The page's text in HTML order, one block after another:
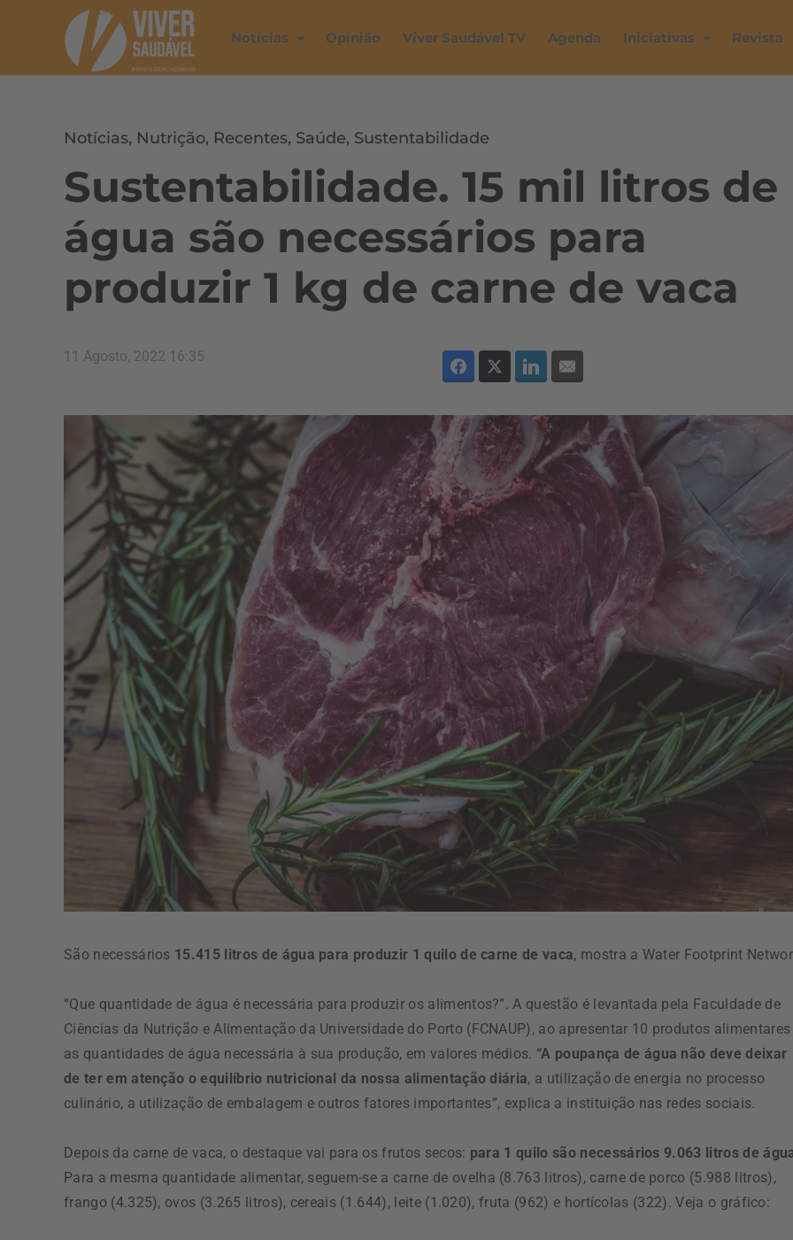
Notícias Opinião Viver Saudável TV Agenda Iniciativas Revista
Notícias, Nutrição, Recentes, Saúde, Sustentabilidade
Sustentabilidade. 15 mil litros de
água são necessários para
produzir 1 kg de carne de vaca
11 Agosto, 2022 16:35
São necessários 15.415 litros de água para produzir 1 quilo de carne de vaca, mostra a Water Footprint
“Que quantidade de água é necessária para produzir os alimentos?”. A questão é levantada pela Faculdade de
Ciências da Nutrição e Alimentação da Universidade do Porto (FCNAUP), ao apresentar 10 produtos alimentares
as quantidades de água necessária à sua produção, em valores médios. “A poupança de água não deve deixar
de ter em atenção o equilíbrio nutricional da nossa alimentação diária, a utilização de energia no processo
culinário, a utilização de embalagem e outros fatores importantes”, explica a instituição nas redes sociais.
Depois da carne de vaca, o destaque vai para os frutos secos: para 1 quilo são necessários 9.063 litros de
Para a mesma quantidade alimentar, seguem-se a carne de ovelha (8.763 litros), carne de porco (5.988 litros),
frango (4.325), ovos (3.265 litros), cereais (1.644), leite (1.020), fruta (962) e hortícolas (322). Veja o gráfico: